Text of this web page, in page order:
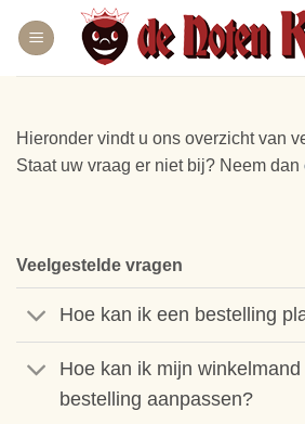
naar
Hieronder vindt u ons overzicht van
Staat uw vraag er niet bij? Neem dan
Veelgestelde vragen
Hoe kan ik een bestelling
Hoe kan ik mijn
bestelling aanpassen?